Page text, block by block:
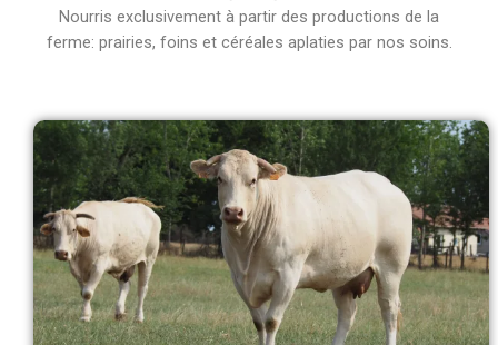
Nourris exclusivement à partir des productions de la
ferme: prairies, foins et céréales aplaties par nos soins.